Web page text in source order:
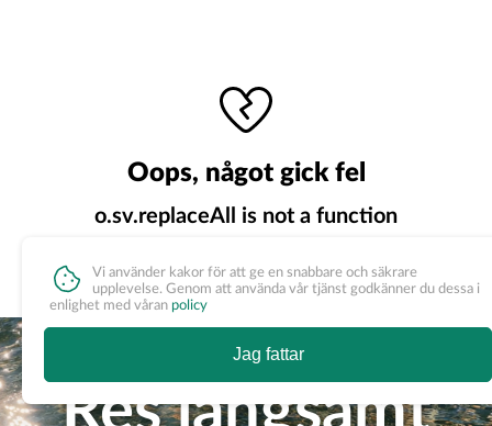
Oops, något gick fel
o.sv.replaceAll is not a function
Res långsamt
Vi använder kakor för att ge en snabbare och säkrare
upplevelse. Genom att använda vår tjänst godkänner du dessa i
enlighet med våran policy
Jag fattar